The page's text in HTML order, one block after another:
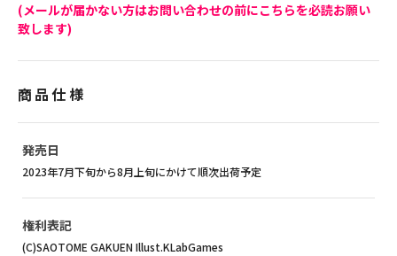
(メールが届かない方はお問い合わせの前にこちらを必読お願い
致します)
商品仕様
発売日
2023年7月下旬から8月上旬にかけて順次出荷予定
権利表記
(C)SAOTOME GAKUEN Illust.KLabGames